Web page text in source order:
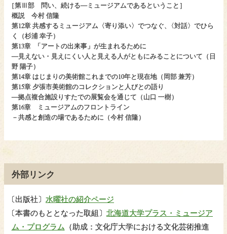
［第Ⅲ部 問い、続ける―ミュージアムであるということ］
概説 今村 信隆
第12章 共感するミュージアム〈寄り添い〉でつなぐ、
〈対話〉でひら
く（杉浦 幸子）
第13章
「アートの出来事」が生まれるために
―見えない・見えにくい人と見える人がともにみることについて（日
野 陽子）
第14章 はじまりの美術館これまでの10年と現在地（岡部 兼芳）
第15章 夕張市美術館のコレクションと人びとの語り
―拠点複合施設りすたでの展覧会を通じて（山口 一樹）
第16章 ミュージアムのフロントライン
－共感と創造の場であるために（今村 信隆）
外部リンク
〔出版社〕 水曜社の紹介ページ
〔本書のもととなった取組〕 北海道大学プラス・ミュージア
ム・プログラム （助成：文化庁大学における文化芸術推進